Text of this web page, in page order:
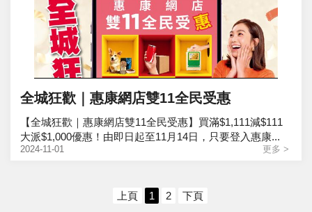
全城狂歡｜惠康網店雙11全民受惠
【全城狂歡｜惠康網店雙11全民受惠】買滿$1,111減$111
大派$1,000優惠！由即日起至11月14日，只要登入惠康...
2024-11-01 更多 >
上頁 1 2 下頁